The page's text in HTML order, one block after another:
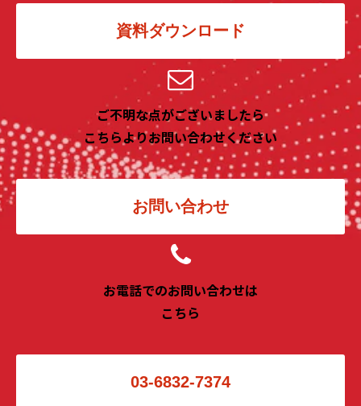
資料ダウンロード
ご不明な点がございましたら
こちらよりお問い合わせください
お問い合わせ
お電話でのお問い合わせは
こちら
03-6832-7374